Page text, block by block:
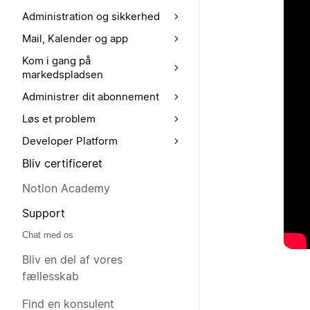
Administration og sikkerhed
Mail, Kalender og app
Kom i gang på
markedspladsen
Administrer dit abonnement
Løs et problem
Developer Platform
Bliv certificeret
Notion Academy
Support
Chat med os
Bliv en del af vores
fællesskab
Find en konsulent